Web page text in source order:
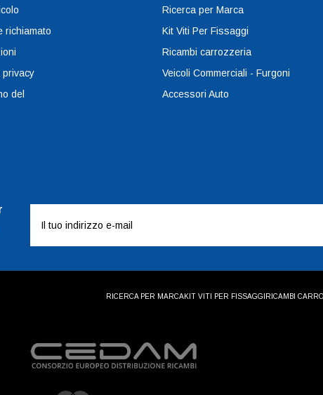
richiamato
privacy
del
Ricerca per Marca
Kit Viti Per Fissaggi
Ricambi carrozzeria
Veicoli Commerciali - Furgoni
Accessori Auto
mail
RICERCA PER MARCAKIT VITI PER FISSAGGI RICAMBI